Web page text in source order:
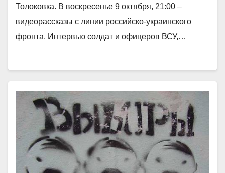
Толоковка. В воскресенье 9 октября, 21:00 –
видеорассказы с линии российско-украинского
фронта. Интервью солдат и офицеров ВСУ,…